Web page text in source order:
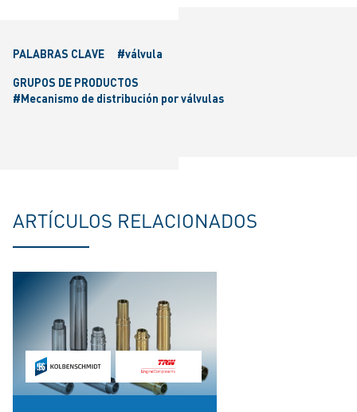
PALABRAS CLAVE
#válvula
GRUPOS DE PRODUCTOS
#Mecanismo de distribución por válvulas
ARTÍCULOS RELACIONADOS